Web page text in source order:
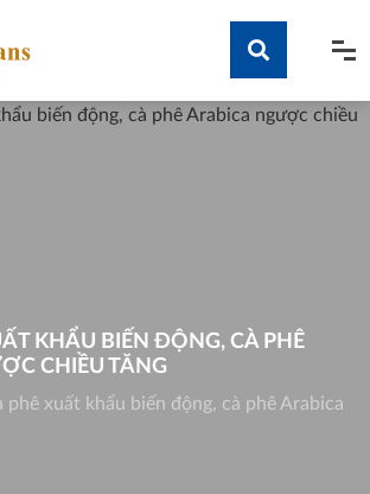
Tìm kiếm
KHẨU BIẾN ĐỘNG, CÀ PHÊ
CHIỀU TĂNG
phê xuất khẩu biến động, cà phê Arabica